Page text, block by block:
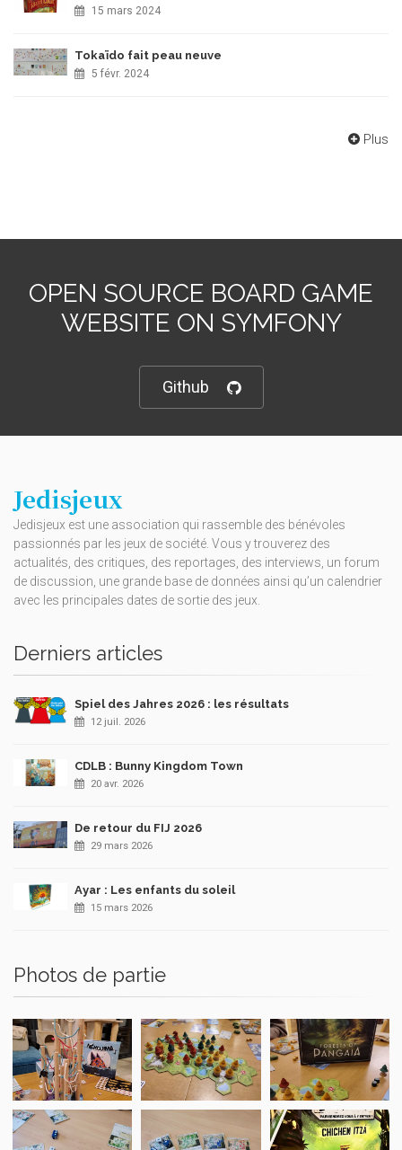
15 mars 2024
Tokaïdo fait peau neuve
5 févr. 2024
Plus
OPEN SOURCE BOARD GAME
WEBSITE ON SYMFONY
Github
Jedisjeux
Jedisjeux est une association qui rassemble des bénévoles
passionnés par les jeux de société. Vous y trouverez des
actualités, des critiques, des reportages, des interviews, un forum
de discussion, une grande base de données ainsi qu’un calendrier
avec les principales dates de sortie des jeux.
Derniers articles
Spiel des Jahres 2026 : les résultats
12 juil. 2026
CDLB : Bunny Kingdom Town
20 avr. 2026
De retour du FIJ 2026
29 mars 2026
Ayar : Les enfants du soleil
15 mars 2026
Photos de partie